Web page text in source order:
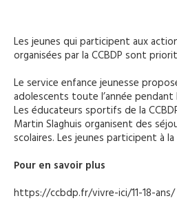
Les jeunes qui participent aux
organisées par la CCBDP sont
Le service enfance jeunesse
adolescents toute l’année pendant
Les éducateurs sportifs de la
Martin Slaghuis organisent des
scolaires. Les jeunes participent à
Pour en savoir plus
https://ccbdp.fr/vivre-ici/11-18-ans/